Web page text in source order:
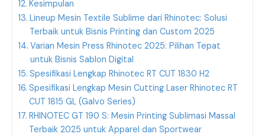
Kesimpulan
Lineup Mesin Textile Sublime dari Rhinotec: Solusi
Terbaik untuk Bisnis Printing dan Custom 2025
Varian Mesin Press Rhinotec 2025: Pilihan Tepat
untuk Bisnis Sablon Digital
Spesifikasi Lengkap Rhinotec RT CUT 1830 H2
Spesifikasi Lengkap Mesin Cutting Laser Rhinotec RT
CUT 1815 GL (Galvo Series)
RHINOTEC GT 190 S: Mesin Printing Sublimasi Massal
Terbaik 2025 untuk Apparel dan Sportwear